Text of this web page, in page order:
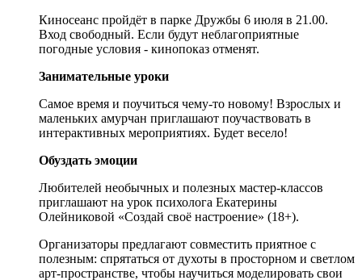
Киносеанс пройдёт в парке Дружбы 6 июля в 21.00.
Вход свободный. Если будут неблагоприятные
погодные условия - кинопоказ отменят.
Занимательные уроки
Самое время и поучиться чему-то новому! Взрослых и
маленьких амурчан приглашают поучаствовать в
интерактивных мероприятиях. Будет весело!
Обуздать эмоции
Любителей необычных и полезных мастер-классов
приглашают на урок психолога Екатерины
Олейниковой «Создай своё настроение» (18+).
Организаторы предлагают совместить приятное с
полезным: спрятаться от духоты в просторном и светлом
арт-пространстве, чтобы научиться моделировать свои